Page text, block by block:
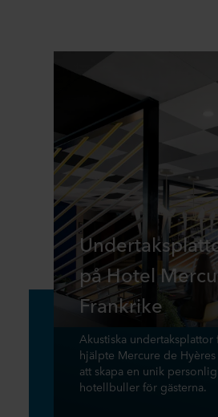
på Hotel
Frankrike
Akustiska undertaksplattor
hjälpte Mercure de
att skapa en unik
hotellbuller för gästerna.